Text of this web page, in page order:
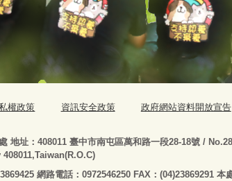
權政策 資訊安全政策 政府網站資料開放宣告
地址：408011 臺中市南屯區萬和路一段28-18號 /
網路電話：0972546250 FAX：(04)23869291 本